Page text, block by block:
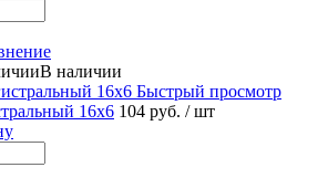
В наличии
Быстрый просмотр
16х6 104 руб. / шт